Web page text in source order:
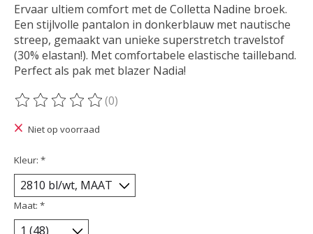
Ervaar ultiem comfort met de Colletta Nadine broek.
Een stijlvolle pantalon in donkerblauw met nautische
streep, gemaakt van unieke superstretch travelstof
(30% elastan!). Met comfortabele elastische tailleband.
Perfect als pak met blazer Nadia!
De beoordeling van dit product is
(0)
Niet op voorraad
Kleur: *
Maat: *